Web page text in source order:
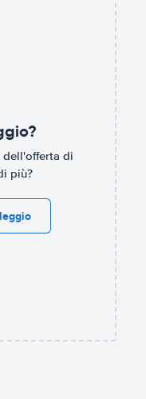
dell'offerta di
più?